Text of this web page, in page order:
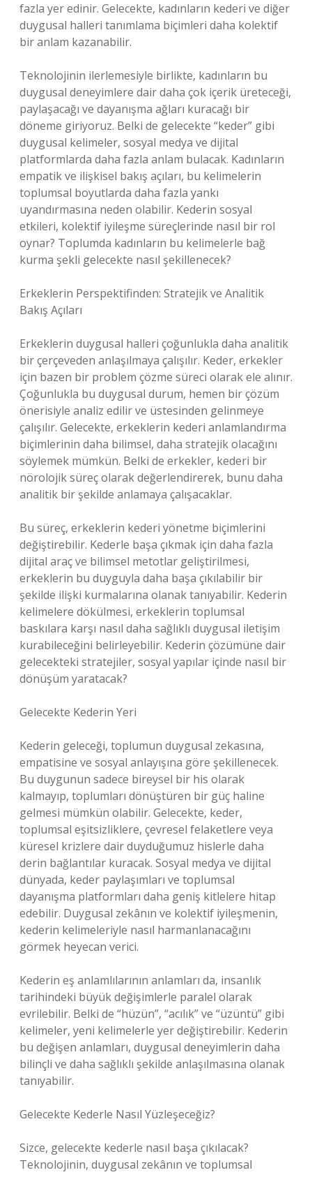
fazla yer edinir. Gelecekte, kadınların kederi ve diğer
duygusal halleri tanımlama biçimleri daha kolektif
bir anlam kazanabilir.
Teknolojinin ilerlemesiyle birlikte, kadınların bu
duygusal deneyimlere dair daha çok içerik üreteceği,
paylaşacağı ve dayanışma ağları kuracağı bir
döneme giriyoruz. Belki de gelecekte “keder” gibi
duygusal kelimeler, sosyal medya ve dijital
platformlarda daha fazla anlam bulacak. Kadınların
empatik ve ilişkisel bakış açıları, bu kelimelerin
toplumsal boyutlarda daha fazla yankı
uyandırmasına neden olabilir. Kederin sosyal
etkileri, kolektif iyileşme süreçlerinde nasıl bir rol
oynar? Toplumda kadınların bu kelimelerle bağ
kurma şekli gelecekte nasıl şekillenecek?
Erkeklerin Perspektifinden: Stratejik ve Analitik
Bakış Açıları
Erkeklerin duygusal halleri çoğunlukla daha analitik
bir çerçeveden anlaşılmaya çalışılır. Keder, erkekler
için bazen bir problem çözme süreci olarak ele alınır.
Çoğunlukla bu duygusal durum, hemen bir çözüm
önerisiyle analiz edilir ve üstesinden gelinmeye
çalışılır. Gelecekte, erkeklerin kederi anlamlandırma
biçimlerinin daha bilimsel, daha stratejik olacağını
söylemek mümkün. Belki de erkekler, kederi bir
nörolojik süreç olarak değerlendirerek, bunu daha
analitik bir şekilde anlamaya çalışacaklar.
Bu süreç, erkeklerin kederi yönetme biçimlerini
değiştirebilir. Kederle başa çıkmak için daha fazla
dijital araç ve bilimsel metotlar geliştirilmesi,
erkeklerin bu duyguyla daha başa çıkılabilir bir
şekilde ilişki kurmalarına olanak tanıyabilir. Kederin
kelimelere dökülmesi, erkeklerin toplumsal
baskılara karşı nasıl daha sağlıklı duygusal iletişim
kurabileceğini belirleyebilir. Kederin çözümüne dair
gelecekteki stratejiler, sosyal yapılar içinde nasıl bir
dönüşüm yaratacak?
Gelecekte Kederin Yeri
Kederin geleceği, toplumun duygusal zekasına,
empatisine ve sosyal anlayışına göre şekillenecek.
Bu duygunun sadece bireysel bir his olarak
kalmayıp, toplumları dönüştüren bir güç haline
gelmesi mümkün olabilir. Gelecekte, keder,
toplumsal eşitsizliklere, çevresel felaketlere veya
küresel krizlere dair duyduğumuz hislerle daha
derin bağlantılar kuracak. Sosyal medya ve dijital
dünyada, keder paylaşımları ve toplumsal
dayanışma platformları daha geniş kitlelere hitap
edebilir. Duygusal zekânın ve kolektif iyileşmenin,
kederin kelimeleriyle nasıl harmanlanacağını
görmek heyecan verici.
Kederin eş anlamlılarının anlamları da, insanlık
tarihindeki büyük değişimlerle paralel olarak
evrilebilir. Belki de “hüzün”, “acılık” ve “üzüntü” gibi
kelimeler, yeni kelimelerle yer değiştirebilir. Kederin
bu değişen anlamları, duygusal deneyimlerin daha
bilinçli ve daha sağlıklı şekilde anlaşılmasına olanak
tanıyabilir.
Gelecekte Kederle Nasıl Yüzleşeceğiz?
Sizce, gelecekte kederle nasıl başa çıkılacak?
Teknolojinin, duygusal zekânın ve toplumsal